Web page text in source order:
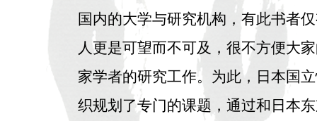
国内的大学与研究机构，有此书者
人更是可望而不可及，很不方便大
家学者的研究工作。为此，日本国
织规划了专门的课题，通过和日本